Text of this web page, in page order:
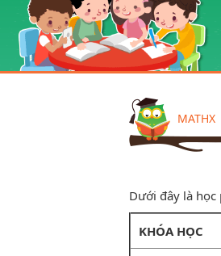
MATHX
Dưới đây là học
KHÓA HỌC